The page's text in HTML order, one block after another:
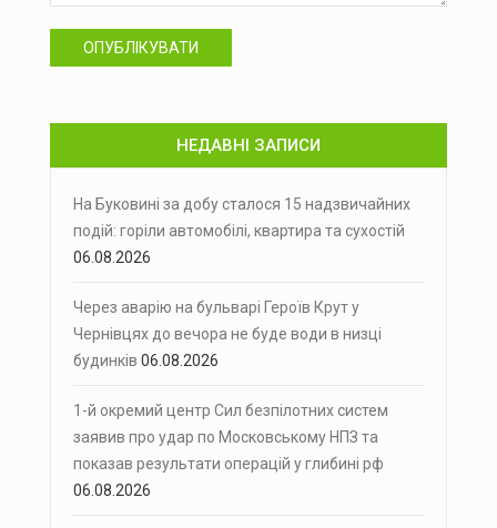
ОПУБЛІКУВАТИ
НЕДАВНІ ЗАПИСИ
На Буковині за добу сталося 15 надзвичайних
подій: горіли автомобілі, квартира та сухостій
06.08.2026
Через аварію на бульварі Героїв Крут у
Чернівцях до вечора не буде води в низці
будинків 06.08.2026
1-й окремий центр Сил безпілотних систем
заявив про удар по Московському НПЗ та
показав результати операцій у глибині рф
06.08.2026